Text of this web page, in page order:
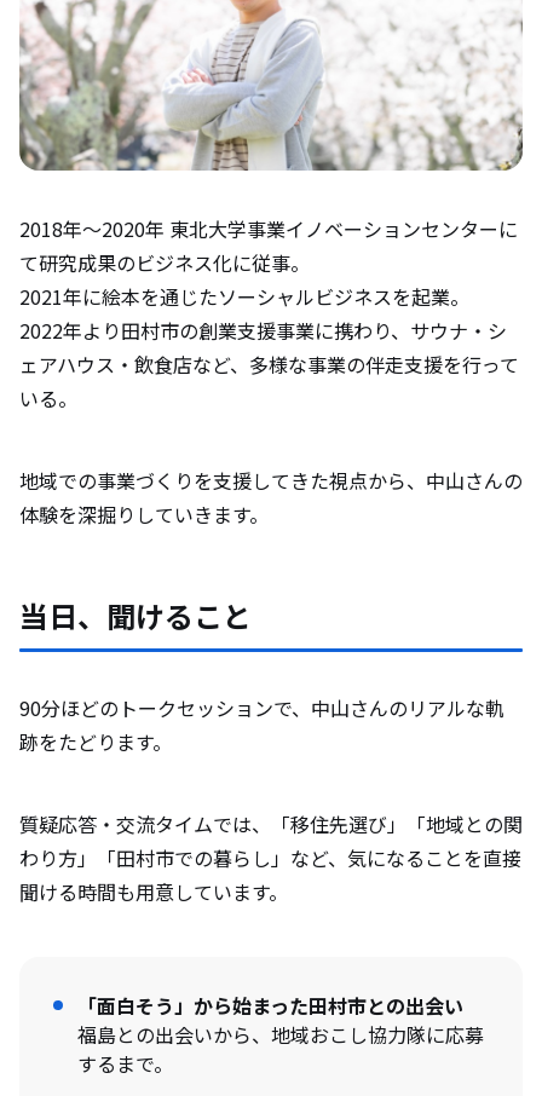
2018年～2020年 東北大学事業イノベーションセンターに
て研究成果のビジネス化に従事。
2021年に絵本を通じたソーシャルビジネスを起業。
2022年より田村市の創業支援事業に携わり、サウナ・シ
ェアハウス・飲食店など、多様な事業の伴走支援を行って
いる。
地域での事業づくりを支援してきた視点から、中山さんの
体験を深掘りしていきます。
当日、聞けること
90分ほどのトークセッションで、中山さんのリアルな軌
跡をたどります。
質疑応答・交流タイムでは、「移住先選び」「地域との関
わり方」「田村市での暮らし」など、気になることを直接
聞ける時間も用意しています。
「面白そう」から始まった田村市との出会い
福島との出会いから、地域おこし協力隊に応募
するまで。